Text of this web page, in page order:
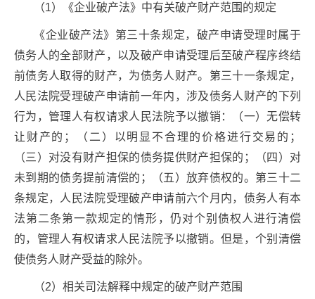
（1）《企业破产法》中有关破产财产范围的规定
《企业破产法》第三十条规定，破产申请受理时属于
债务人的全部财产，以及破产申请受理后至破产程序终结
前债务人取得的财产，为债务人财产。第三十一条规定，
人民法院受理破产申请前一年内，涉及债务人财产的下列
行为，管理人有权请求人民法院予以撤销：（一）无偿转
让财产的；（二）以明显不合理的价格进行交易的；
（三）对没有财产担保的债务提供财产担保的；（四）对
未到期的债务提前清偿的；（五）放弃债权的。第三十二
条规定，人民法院受理破产申请前六个月内，债务人有本
法第二条第一款规定的情形，仍对个别债权人进行清偿
的，管理人有权请求人民法院予以撤销。但是，个别清偿
使债务人财产受益的除外。
（2）相关司法解释中规定的破产财产范围